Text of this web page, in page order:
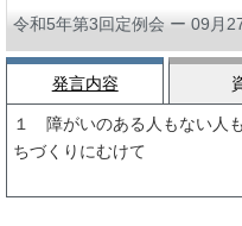
令和5年第3回定例会 ー 09月
発言内容
１ 障がいのある人もない人
ちづくりにむけて